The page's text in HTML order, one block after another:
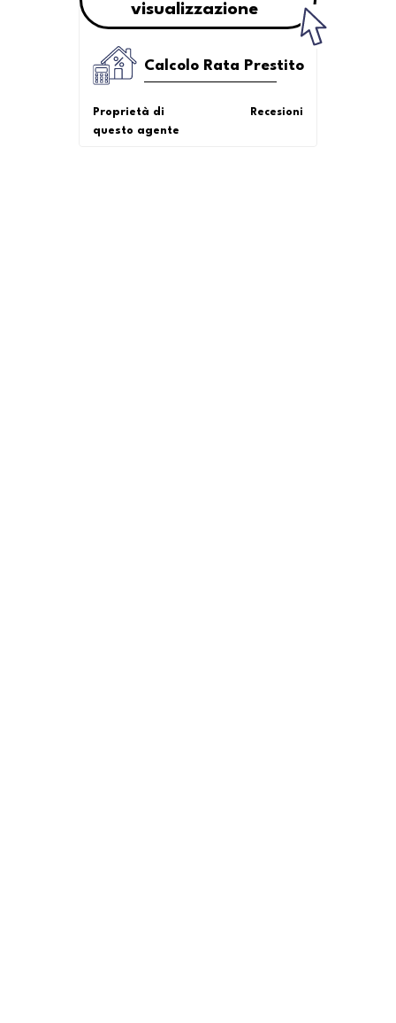
visualizzazione
Calcolo Rata Prestito
Proprietà di
questo agente
Recesioni